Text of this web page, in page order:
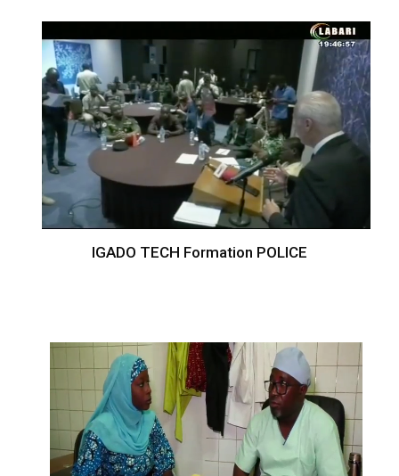
IGADO TECH Formation POLICE